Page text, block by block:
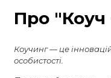
Про
Коучинг — це
особистості.